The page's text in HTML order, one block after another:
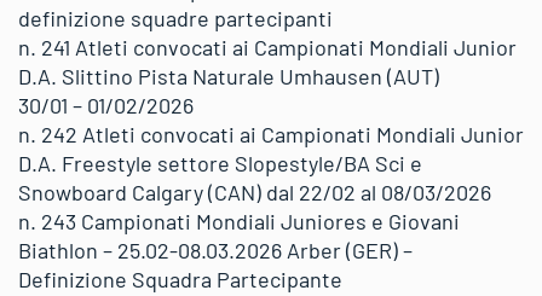
definizione squadre partecipanti
n. 241 Atleti convocati ai Campionati Mondiali Junior
D.A. Slittino Pista Naturale Umhausen (AUT)
30/01 – 01/02/2026
n. 242 Atleti convocati ai Campionati Mondiali Junior
D.A. Freestyle settore Slopestyle/BA Sci e
Snowboard Calgary (CAN) dal 22/02 al 08/03/2026
n. 243 Campionati Mondiali Juniores e Giovani
Biathlon – 25.02-08.03.2026 Arber (GER) –
Definizione Squadra Partecipante